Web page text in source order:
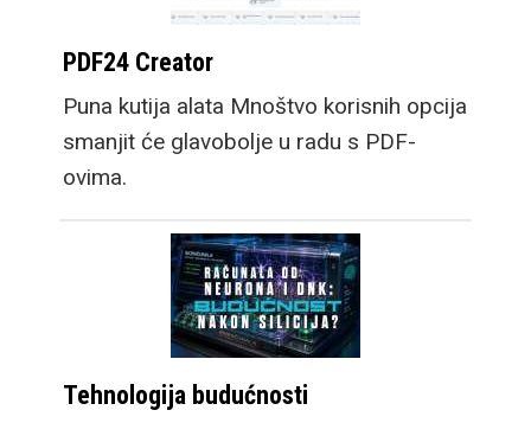
PDF24 Creator
Puna kutija alata Mnoštvo korisnih opcija
smanjit će glavobolje u radu s PDF-
ovima.
Tehnologija budućnosti